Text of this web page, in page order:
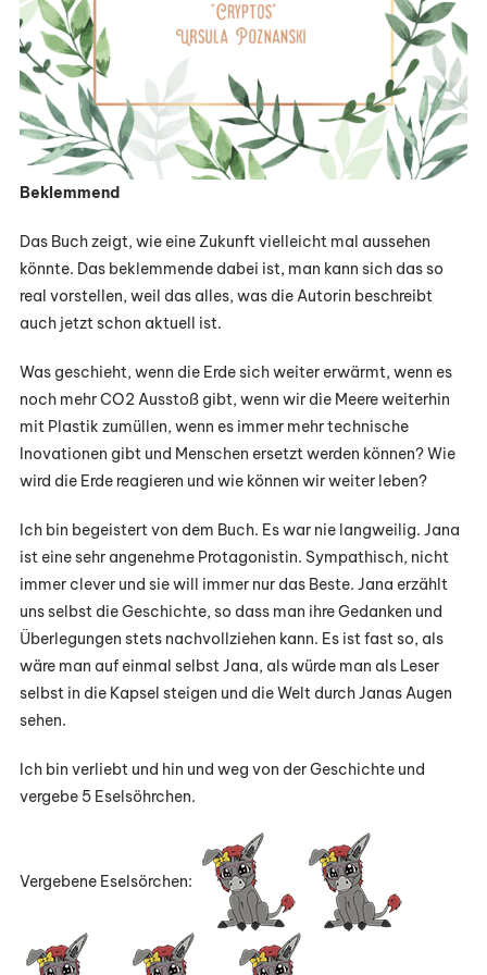
Beklemmend
Das Buch zeigt, wie eine Zukunft vielleicht mal aussehen
könnte. Das beklemmende dabei ist, man kann sich das so
real vorstellen, weil das alles, was die Autorin beschreibt
auch jetzt schon aktuell ist.
Was geschieht, wenn die Erde sich weiter erwärmt, wenn es
noch mehr CO2 Ausstoß gibt, wenn wir die Meere weiterhin
mit Plastik zumüllen, wenn es immer mehr technische
Inovationen gibt und Menschen ersetzt werden können? Wie
wird die Erde reagieren und wie können wir weiter leben?
Ich bin begeistert von dem Buch. Es war nie langweilig. Jana
ist eine sehr angenehme Protagonistin. Sympathisch, nicht
immer clever und sie will immer nur das Beste. Jana erzählt
uns selbst die Geschichte, so dass man ihre Gedanken und
Überlegungen stets nachvollziehen kann. Es ist fast so, als
wäre man auf einmal selbst Jana, als würde man als Leser
selbst in die Kapsel steigen und die Welt durch Janas Augen
sehen.
Ich bin verliebt und hin und weg von der Geschichte und
vergebe 5 Eselsöhrchen.
Vergebene Eselsörchen: